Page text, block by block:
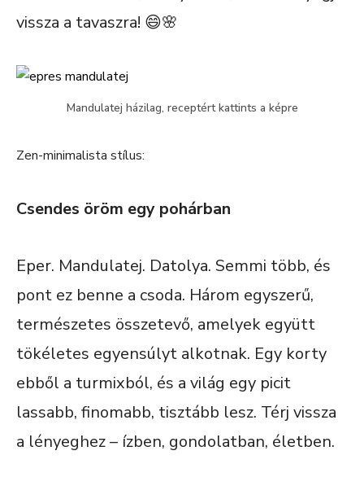
vissza a tavaszra! 😄🌸
Mandulatej házilag, receptért kattints a képre
Zen-minimalista stílus:
Csendes öröm egy pohárban
Eper. Mandulatej. Datolya. Semmi több, és
pont ez benne a csoda. Három egyszerű,
természetes összetevő, amelyek együtt
tökéletes egyensúlyt alkotnak. Egy korty
ebből a turmixból, és a világ egy picit
lassabb, finomabb, tisztább lesz. Térj vissza
a lényeghez – ízben, gondolatban, életben.